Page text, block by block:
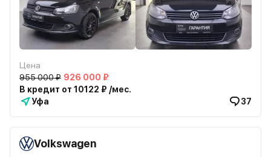
Цена
955 000 ₽ 926 000 ₽
В кредит от 10122 ₽ /мес.
Уфа
37
Volkswagen